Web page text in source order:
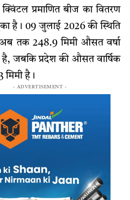
प्रमाणित बीज का वितरण
है। 09 जुलाई 2026 की स्थिति
तक 248.9 मिमी औसत वर्षा
है, जबकि प्रदेश की औसत वार्षिक
मिमी है।
- ADVERTISEMENT -